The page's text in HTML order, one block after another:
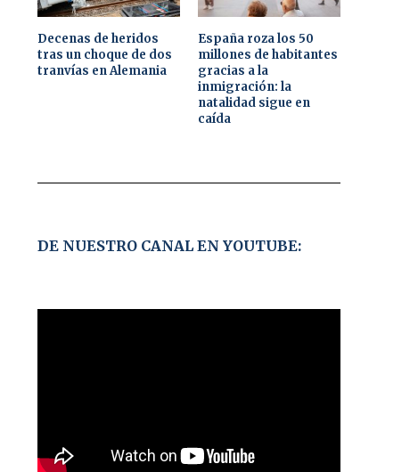
Decenas de heridos
tras un choque de dos
tranvías en Alemania
España roza los 50
millones de habitantes
gracias a la
inmigración: la
natalidad sigue en
caída
DE NUESTRO CANAL EN YOUTUBE: